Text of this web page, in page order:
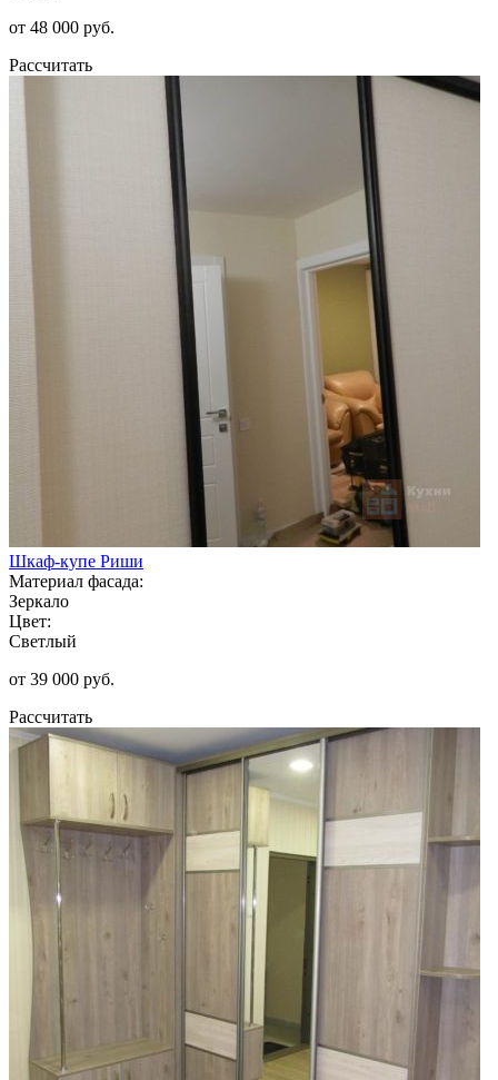
от 48 000 руб.
Рассчитать
Шкаф-купе Риши
Материал фасада:
Зеркало
Цвет:
Светлый
от 39 000 руб.
Рассчитать